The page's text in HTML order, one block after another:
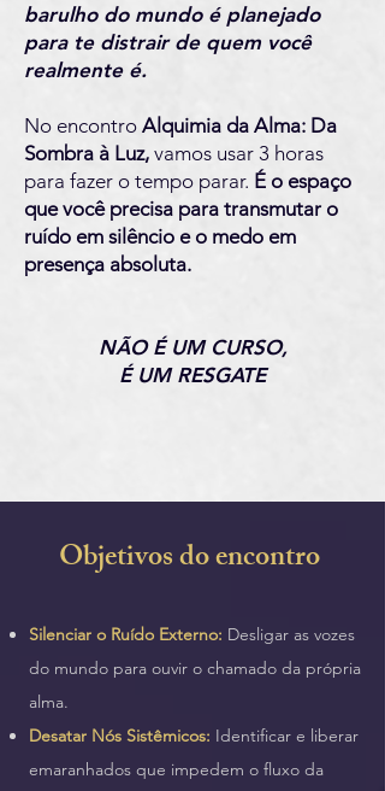
barulho do mundo é planejado
para te distrair de quem você
realmente é.
No encontro Alquimia da Alma: Da
Sombra à Luz, vamos usar 3 horas
para fazer o tempo parar. É o espaço
que você precisa para transmutar o
ruído em silêncio e o medo em
presença absoluta.
NÃO É UM CURSO,
É UM RESGATE
Objetivos do encontro
Silenciar o Ruído Externo: Desligar as vozes
do mundo para ouvir o chamado da própria
alma.
Desatar Nós Sistêmicos: Identificar e liberar
emaranhados que impedem o fluxo da